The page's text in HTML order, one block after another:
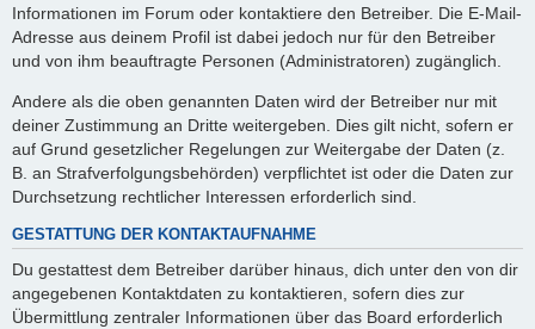
Informationen im Forum oder kontaktiere den Betreiber. Die E-Mail-
Adresse aus deinem Profil ist dabei jedoch nur für den Betreiber
und von ihm beauftragte Personen (Administratoren) zugänglich.
Andere als die oben genannten Daten wird der Betreiber nur mit
deiner Zustimmung an Dritte weitergeben. Dies gilt nicht, sofern er
auf Grund gesetzlicher Regelungen zur Weitergabe der Daten (z.
B. an Strafverfolgungsbehörden) verpflichtet ist oder die Daten zur
Durchsetzung rechtlicher Interessen erforderlich sind.
GESTATTUNG DER KONTAKTAUFNAHME
Du gestattest dem Betreiber darüber hinaus, dich unter den von dir
angegebenen Kontaktdaten zu kontaktieren, sofern dies zur
Übermittlung zentraler Informationen über das Board erforderlich